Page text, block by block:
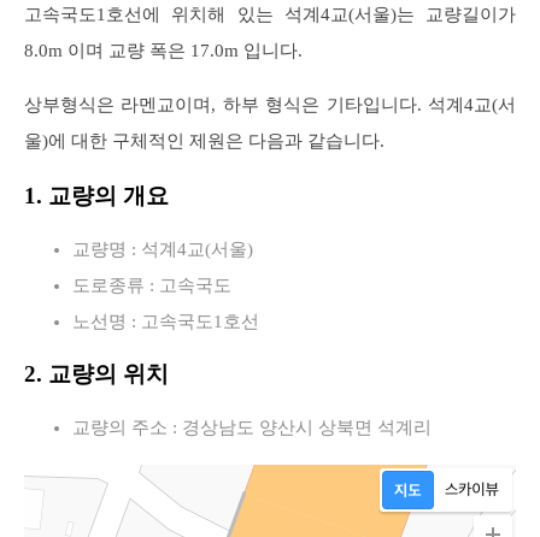
고속국도1호선에 위치해 있는 석계4교(서울)는 교량길이가
8.0m 이며 교량 폭은 17.0m 입니다.
상부형식은 라멘교이며, 하부 형식은 기타입니다. 석계4교(서
울)에 대한 구체적인 제원은 다음과 같습니다.
1. 교량의 개요
교량명 : 석계4교(서울)
도로종류 : 고속국도
노선명 : 고속국도1호선
2. 교량의 위치
교량의 주소 : 경상남도 양산시 상북면 석계리